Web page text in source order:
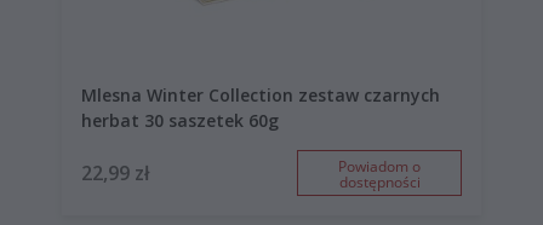
Mlesna Winter Collection zestaw czarnych
herbat 30 saszetek 60g
22,99 zł Powiadom o
dostępności